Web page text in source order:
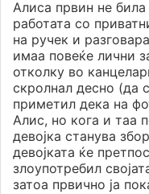
Алиса првин не
работата со
на ручек и
имаа повеќе лични
отколку во
скролнал десно (да
приметил дека на
Алис, но кога и таа
девојка станува
девојката ќе
злоупотребил
затоа првично ја